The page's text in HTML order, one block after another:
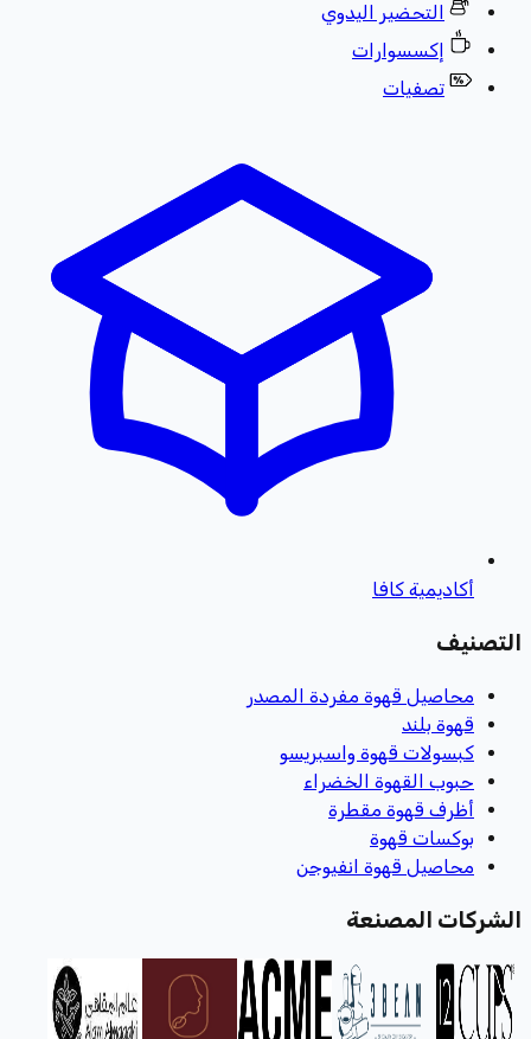
التحضير اليدوي
إكسسوارات
تصفيات
أكاديمية كافا
التصنيف
محاصيل قهوة مفردة المصدر
قهوة بلند
كبسولات قهوة واسبريسو
حبوب القهوة الخضراء
أظرف قهوة مقطرة
بوكسات قهوة
محاصيل قهوة انفيوجن
الشركات المصنعة